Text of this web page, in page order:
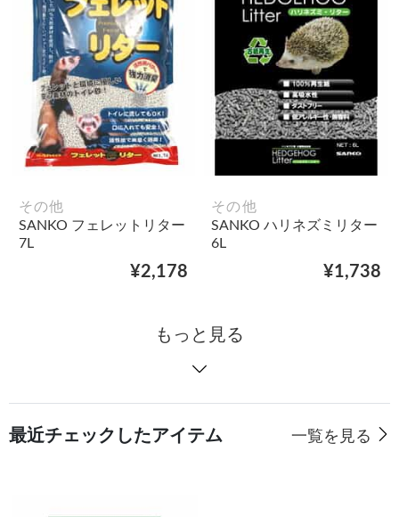
その他
SANKO フェレットリター
7L
¥2,178
その他
SANKO ハリネズミリター
6L
¥1,738
もっと見る
最近チェックしたアイテム 一覧を見る